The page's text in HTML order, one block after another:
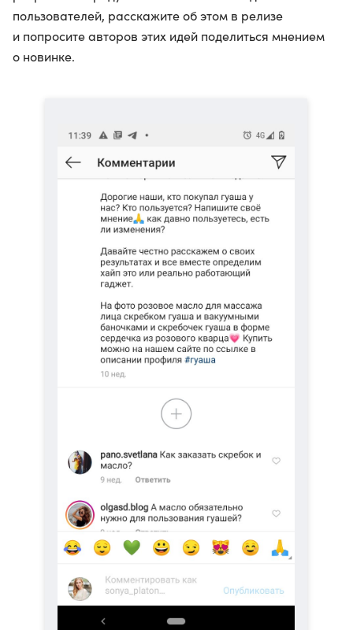
пользователей, расскажите об этом в релизе
и попросите авторов этих идей поделиться мнением
о новинке.